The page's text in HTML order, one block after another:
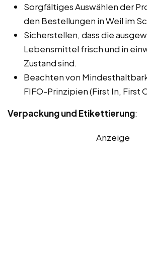
Sorgfältiges Auswählen der
den Bestellungen in Weil im
Sicherstellen, dass die
Lebensmittel frisch und in
Zustand sind.
Beachten von
FIFO-Prinzipien (First In, First
Verpackung und Etikettierung:
Anzeige